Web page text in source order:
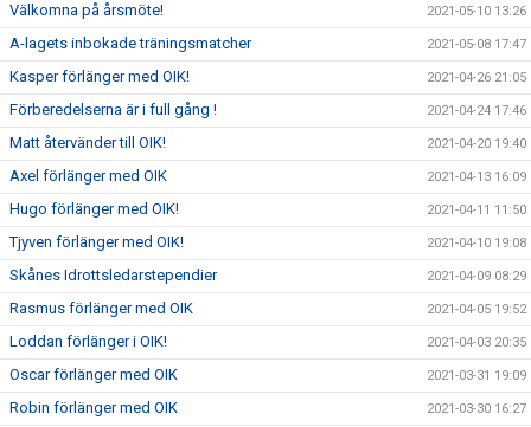
Välkomna på årsmöte! 2021-05-10 13:26
A-lagets inbokade träningsmatcher 2021-05-08 17:47
Kasper förlänger med OIK! 2021-04-26 21:05
Förberedelserna är i full gång ! 2021-04-24 17:46
Matt återvänder till OIK! 2021-04-20 19:40
Axel förlänger med OIK 2021-04-13 16:09
Hugo förlänger med OIK! 2021-04-11 11:50
Tjyven förlänger med OIK! 2021-04-10 19:08
Skånes Idrottsledarstependier 2021-04-09 08:29
Rasmus förlänger med OIK 2021-04-05 19:52
Loddan förlänger i OIK! 2021-04-03 20:35
Oscar förlänger med OIK 2021-03-31 19:09
Robin förlänger med OIK 2021-03-30 16:27